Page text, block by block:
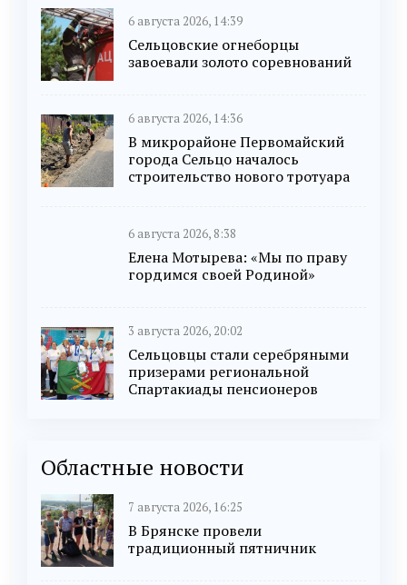
6 августа 2026, 14:39
Сельцовские огнеборцы
завоевали золото соревнований
6 августа 2026, 14:36
В микрорайоне Первомайский
города Сельцо началось
строительство нового тротуара
6 августа 2026, 8:38
Елена Мотырева: «Мы по праву
гордимся своей Родиной»
3 августа 2026, 20:02
Сельцовцы стали серебряными
призерами региональной
Спартакиады пенсионеров
Областные новости
7 августа 2026, 16:25
В Брянске провели
традиционный пятничник